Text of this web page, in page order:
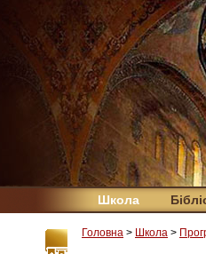
Школа
Головна > Школа >